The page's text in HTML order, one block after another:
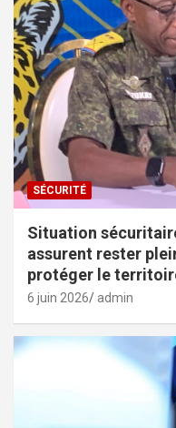
SÉCURITÉ
Situation sécuritaire
assurent rester
protéger le
6 juin 2026 admin